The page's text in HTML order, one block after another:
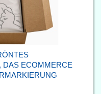
DAS ECOMMERCE